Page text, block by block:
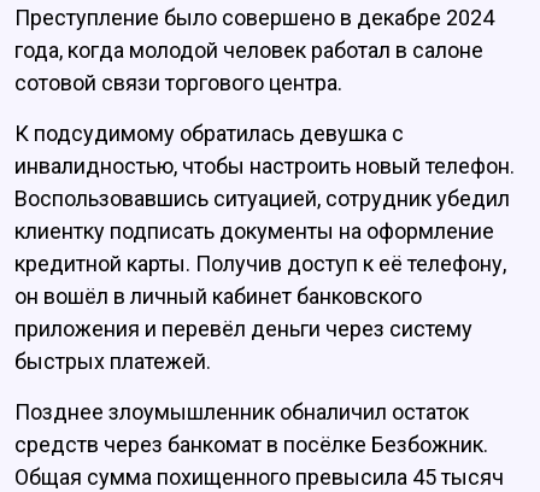
Преступление было совершено в декабре 2024
года, когда молодой человек работал в салоне
сотовой связи торгового центра.
К подсудимому обратилась девушка с
инвалидностью, чтобы настроить новый телефон.
Воспользовавшись ситуацией, сотрудник убедил
клиентку подписать документы на оформление
кредитной карты. Получив доступ к её телефону,
он вошёл в личный кабинет банковского
приложения и перевёл деньги через систему
быстрых платежей.
Позднее злоумышленник обналичил остаток
средств через банкомат в посёлке Безбожник.
Общая сумма похищенного превысила 45 тысяч